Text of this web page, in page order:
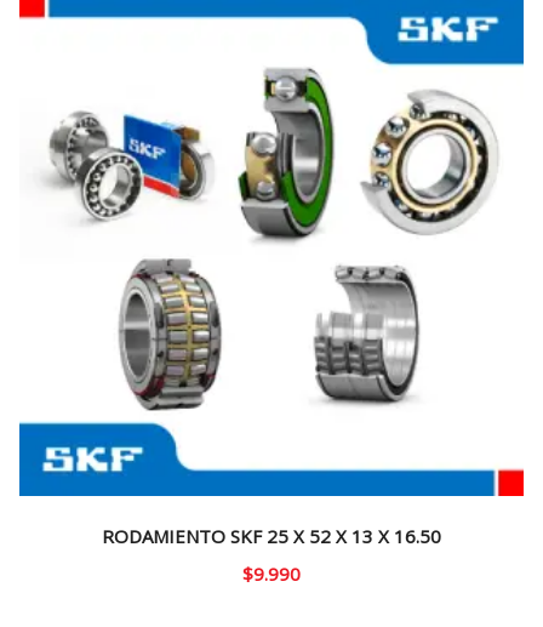
RODAMIENTO SKF 25 X 52 X 13 X 16.50
$9.990